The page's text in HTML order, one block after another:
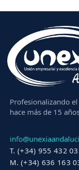
Profesionalizando
hace más de 15
T. (+34) 955 432
M. (+34) 636 163